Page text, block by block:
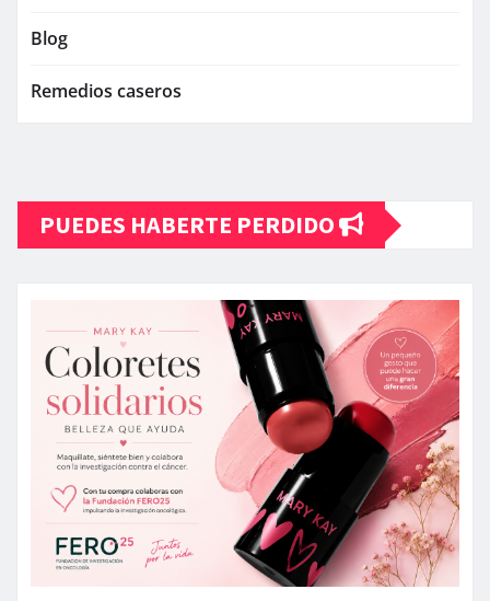
Blog
Remedios caseros
PUEDES HABERTE PERDIDO